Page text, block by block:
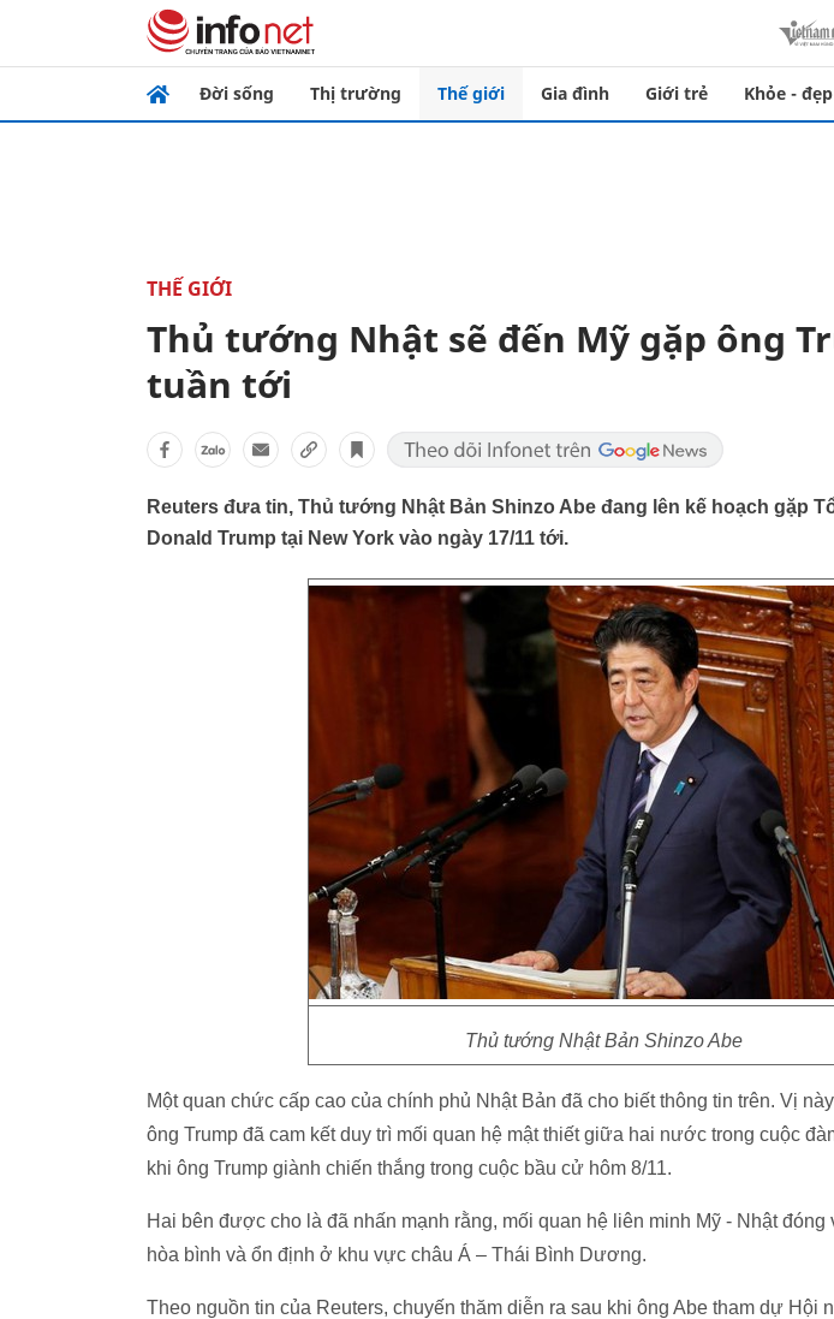
Đời sống Thị trường Thế giới Gia đình Giới trẻ Khỏe - đẹp
THẾ GIỚI
Thủ tướng Nhật sẽ đến Mỹ gặp ông
tuần tới
Reuters đưa tin, Thủ tướng Nhật Bản Shinzo Abe đang lên kế hoạch gặp
Donald Trump tại New York vào ngày 17/11 tới.
Thủ tướng Nhật Bản Shinzo Abe
Một quan chức cấp cao của chính phủ Nhật Bản đã cho biết thông tin trên. Vị
ông Trump đã cam kết duy trì mối quan hệ mật thiết giữa hai nước trong cuộc
khi ông Trump giành chiến thắng trong cuộc bầu cử hôm 8/11.
Hai bên được cho là đã nhấn mạnh rằng, mối quan hệ liên minh Mỹ - Nhật đóng
hòa bình và ổn định ở khu vực châu Á – Thái Bình Dương.
Theo nguồn tin của Reuters, chuyến thăm diễn ra sau khi ông Abe tham dự Hội